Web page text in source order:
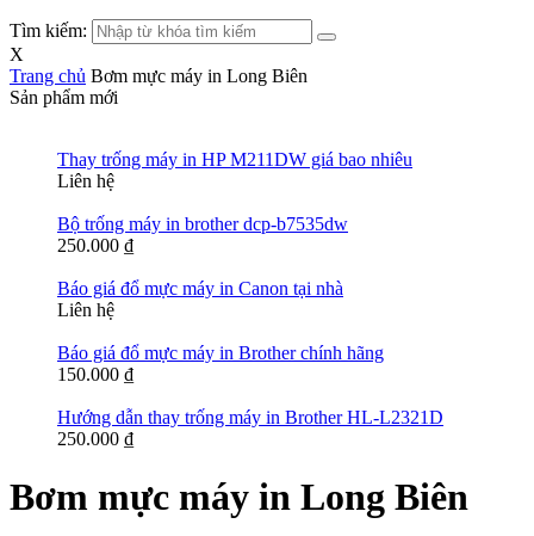
Tìm kiếm:
X
Trang chủ Bơm mực máy in Long Biên
Sản phẩm mới
Thay trống máy in HP M211DW giá bao nhiêu
Liên hệ
Bộ trống máy in brother dcp-b7535dw
250.000 ₫
Báo giá đổ mực máy in Canon tại nhà
Liên hệ
Báo giá đổ mực máy in Brother chính hãng
150.000 ₫
Hướng dẫn thay trống máy in Brother HL-L2321D
250.000 ₫
Bơm mực máy in Long Biên